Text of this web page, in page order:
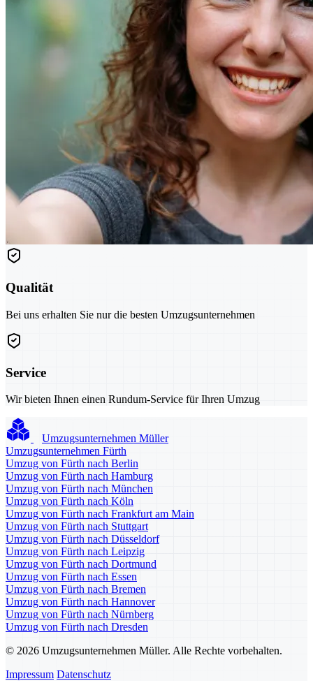
Qualität
Bei uns erhalten Sie nur die besten Umzugsunternehmen
Service
Wir bieten Ihnen einen Rundum-Service für Ihren Umzug
Umzugsunternehmen Müller
Umzugsunternehmen Fürth
Umzug von Fürth nach Berlin
Umzug von Fürth nach Hamburg
Umzug von Fürth nach München
Umzug von Fürth nach Köln
Umzug von Fürth nach Frankfurt am Main
Umzug von Fürth nach Stuttgart
Umzug von Fürth nach Düsseldorf
Umzug von Fürth nach Leipzig
Umzug von Fürth nach Dortmund
Umzug von Fürth nach Essen
Umzug von Fürth nach Bremen
Umzug von Fürth nach Hannover
Umzug von Fürth nach Nürnberg
Umzug von Fürth nach Dresden
© 2026 Umzugsunternehmen Müller. Alle Rechte vorbehalten.
Impressum Datenschutz